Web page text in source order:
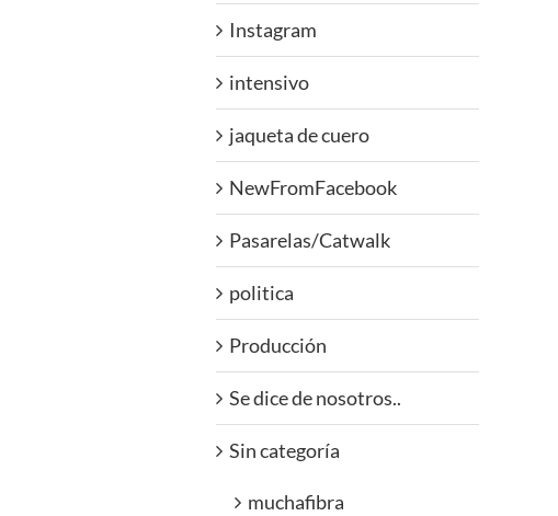
Instagram
intensivo
jaqueta de cuero
NewFromFacebook
Pasarelas/Catwalk
politica
Producción
Se dice de nosotros..
Sin categoría
muchafibra